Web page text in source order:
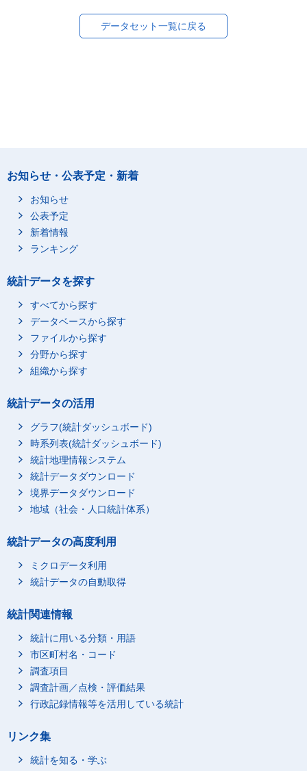
データセット一覧に戻る
お知らせ・公表予定・新着
お知らせ
公表予定
新着情報
ランキング
統計データを探す
すべてから探す
データベースから探す
ファイルから探す
分野から探す
組織から探す
統計データの活用
グラフ(統計ダッシュボード)
時系列表(統計ダッシュボード)
統計地理情報システム
統計データダウンロード
境界データダウンロード
地域（社会・人口統計体系）
統計データの高度利用
ミクロデータ利用
統計データの自動取得
統計関連情報
統計に用いる分類・用語
市区町村名・コード
調査項目
調査計画／点検・評価結果
行政記録情報等を活用している統計
リンク集
統計を知る・学ぶ